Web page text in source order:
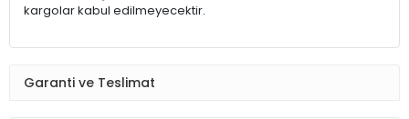
kargolar kabul edilmeyecektir.
Garanti ve Teslimat